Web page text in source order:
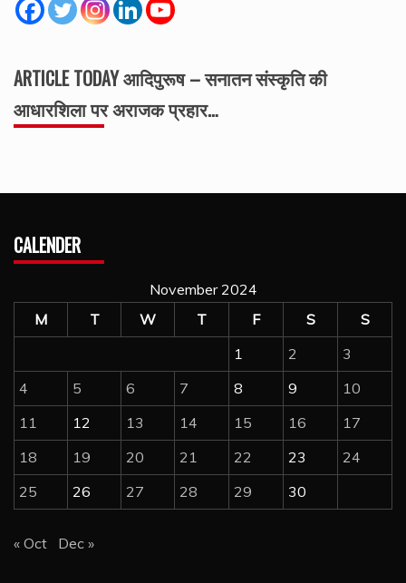
ARTICLE TODAY आदिपुरूष – सनातन संस्कृति की
आधारशिला पर अराजक प्रहार…
CALENDER
November 2024
M
T W T F S
S
1
2
3
4
5 6 7 8 9
10
11
12 13 14 15 16
17
18
19 20 21 22 23
24
25
26 27 28 29 30
« Oct Dec »